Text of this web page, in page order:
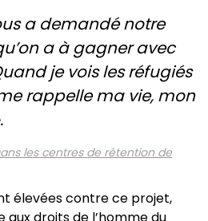
a demandé notre
a à gagner avec
je vois les réfugiés
rappelle ma vie, mon
les centres de rétention de
élevées contre ce projet,